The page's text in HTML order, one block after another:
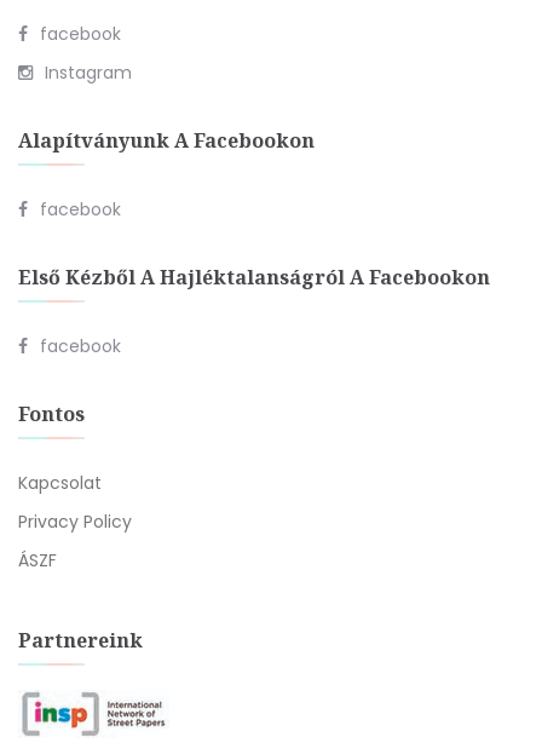
facebook
Instagram
Alapítványunk A Facebookon
facebook
Első Kézből A Hajléktalanságról A Facebookon
facebook
Fontos
Kapcsolat
Privacy Policy
ÁSZF
Partnereink